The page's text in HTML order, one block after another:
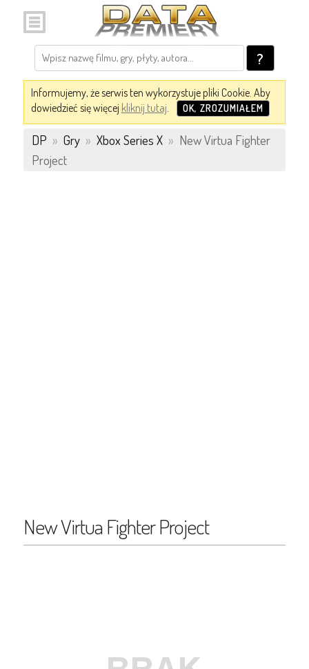
?
Informujemy, że serwis ten wykorzystuje pliki Cookie. Aby
dowiedzieć się więcej kliknij tutaj. OK, ZROZUMIAŁEM
DP » Gry » Xbox Series X » New Virtua Fighter
Project
New Virtua Fighter Project